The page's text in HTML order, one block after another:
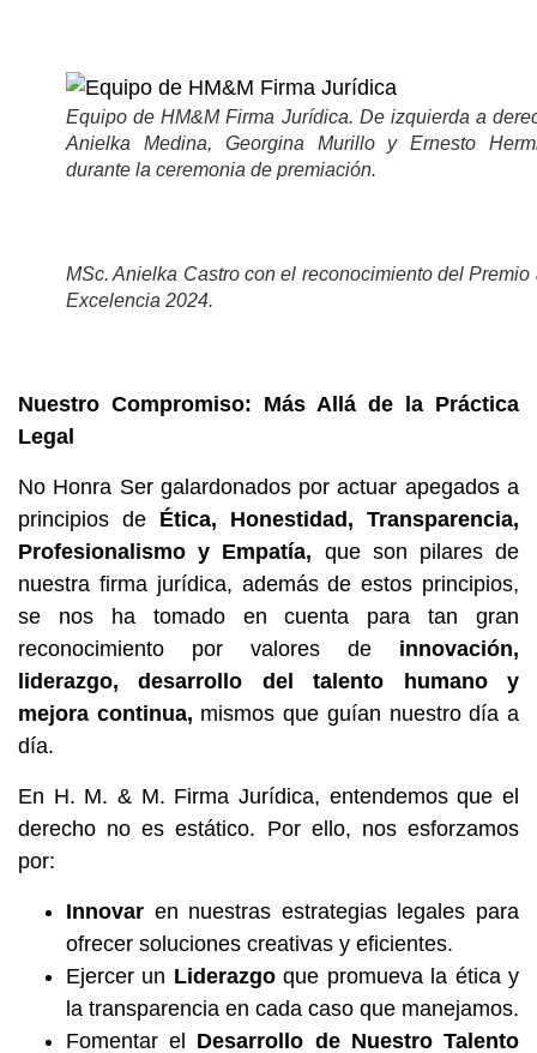
Equipo de HM&M Firma Jurídica. De izquierda a
Anielka Medina, Georgina Murillo y Ernesto
durante la ceremonia de premiación.
MSc. Anielka Castro con el reconocimiento del Premio
Excelencia 2024.
Nuestro Compromiso: Más Allá de la Práctica
Legal
No Honra Ser galardonados por actuar apegados a
principios de Ética, Honestidad, Transparencia,
Profesionalismo y Empatía, que son pilares de
nuestra firma jurídica, además de estos principios,
se nos ha tomado en cuenta para tan gran
reconocimiento por valores de innovación,
liderazgo, desarrollo del talento humano y
mejora continua, mismos que guían nuestro día a
día.
En H. M. & M. Firma Jurídica, entendemos que el
derecho no es estático. Por ello, nos esforzamos
por:
Innovar en nuestras estrategias legales para
ofrecer soluciones creativas y eficientes.
Ejercer un Liderazgoque promueva la ética y
la transparencia en cada caso que manejamos.
Fomentar el Desarrollo de Nuestro Talento